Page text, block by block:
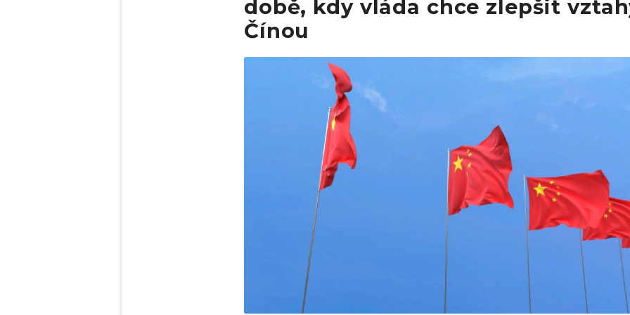
době, kdy vláda chce zlepšit
Čínou
Obrázek